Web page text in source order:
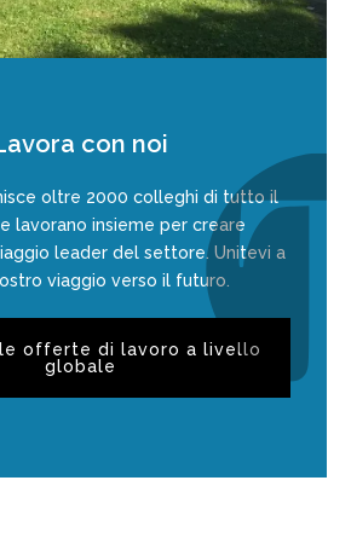
con noi
oltre 2000 colleghi di tutto il
lavorano insieme per creare
leader del settore. Unitevi a
viaggio verso il futuro.
offerte di lavoro a livello
globale